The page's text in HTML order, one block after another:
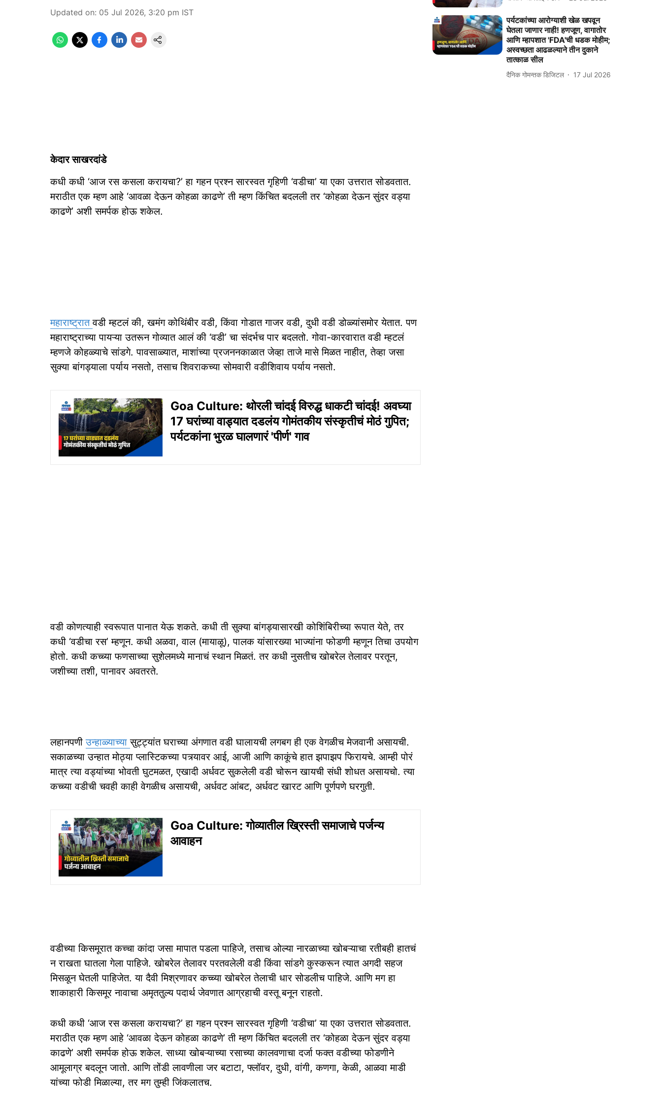
Updated on: 05 Jul 2026, 3:20 pm IST
केदार साखरदांडे
कधी कधी ‘आज रस कसला करायचा?’ हा गहन प्रश्न सारस्वत गृहिणी ‘वडीचा’ या एका उत्तरात सोडवतात.
मराठीत एक म्हण आहे ‘आवळा देऊन कोहळा काढणे’ ती म्हण किंचित बदलली तर ‘कोहळा देऊन सुंदर वड्या
काढणे’ अशी समर्पक होऊ शकेल.
महाराष्ट्रातवडी म्हटलं की, खमंग कोथिंबीर वडी, किंवा गोडात गाजर वडी, दुधी वडी डोळ्यांसमोर येतात. पण
महाराष्ट्राच्या पायऱ्या उतरून गोव्यात आलं की ‘वडी’ चा संदर्भच पार बदलतो. गोवा-कारवारात वडी म्हटलं
म्हणजे कोहळ्याचे सांडगे. पावसाळ्यात, माशांच्या प्रजननकाळात जेव्हा ताजे मासे मिळत नाहीत, तेव्हा जसा
सुक्या बांगड्याला पर्याय नसतो, तसाच शिवराकच्या सोमवारी वडीशिवाय पर्याय नसतो.
Goa Culture: थोरली चांदई विरुद्ध धाकटी चांदई! अवघ्या
17 घरांच्या वाड्यात दडलंय गोमंतकीय संस्कृतीचं मोठं गुपित;
पर्यटकांना भुरळ घालणारं 'पीर्ण' गाव
वडी कोणत्याही स्वरूपात पानात येऊ शकते. कधी ती सुक्या बांगड्यासारखी कोशिंबिरीच्या रूपात येते, तर
कधी ‘वडीचा रस’ म्हणून. कधी अळवा, वाल (मायाळू), पालक यांसारख्या भाज्यांना फोडणी म्हणून तिचा उपयोग
होतो. कधी कच्च्या फणसाच्या सुशेलमध्ये मानाचं स्थान मिळतं. तर कधी नुसतीच खोबरेल तेलावर परतून,
जशीच्या तशी, पानावर अवतरते.
लहानपणीउन्हाळ्याच्यासुट्ट्यांत घराच्या अंगणात वडी घालायची लगबग ही एक वेगळीच मेजवानी असायची.
सकाळच्या उन्हात मोठ्या प्लास्टिकच्या पत्र्यावर आई, आजी आणि काकूंचे हात झपाझप फिरायचे. आम्ही पोरं
मात्र त्या वड्यांच्या भोवती घुटमळत, एखादी अर्धवट सुकलेली वडी चोरून खायची संधी शोधत असायचो. त्या
कच्च्या वडीची चवही काही वेगळीच असायची, अर्धवट आंबट, अर्धवट खारट आणि पूर्णपणे घरगुती.
Goa Culture: गोव्यातील ख्रिस्ती समाजाचे पर्जन्य
आवाहन
वडीच्या किसमूरात कच्चा कांदा जसा मापात पडला पाहिजे, तसाच ओल्या नारळाच्या खोबऱ्याचा रतीबही हातचं
न राखता घातला गेला पाहिजे. खोबरेल तेलावर परतवलेली वडी किंवा सांडगे कुस्करून त्यात अगदी सहज
मिसळून घेतली पाहिजेत. या दैवी मिश्रणावर कच्च्या खोबरेल तेलाची धार सोडलीच पाहिजे. आणि मग हा
शाकाहारी किसमूर नावाचा अमृततुल्य पदार्थ जेवणात आग्रहाची वस्तू बनून राहतो.
कधी कधी ‘आज रस कसला करायचा?’ हा गहन प्रश्न सारस्वत गृहिणी ‘वडीचा’ या एका उत्तरात सोडवतात.
मराठीत एक म्हण आहे ‘आवळा देऊन कोहळा काढणे’ ती म्हण किंचित बदलली तर ‘कोहळा देऊन सुंदर वड्या
काढणे’ अशी समर्पक होऊ शकेल. साध्या खोबऱ्याच्या रसाच्या कालवणाचा दर्जा फक्त वडीच्या फोडणीने
आमूलाग्र बदलून जातो. आणि तोंडी लावणीला जर बटाटा, फ्लॉवर, दुधी, वांगी, कणगा, केळी, आळवा माडी
यांच्या फोडी मिळाल्या, तर मग तुम्ही जिंकलातच.
पर्यटकांच्या आरोग्याशी खेळ खपवून
घेतला जाणार नाही! हणजूण, वागातोर
आणि म्हापशात 'FDA'ची धडक मोहीम;
अस्वच्छता आढळल्याने तीन दुकाने
तात्काळ सील
दैनिक गोमन्तक डिजिटल 17 Jul 2026